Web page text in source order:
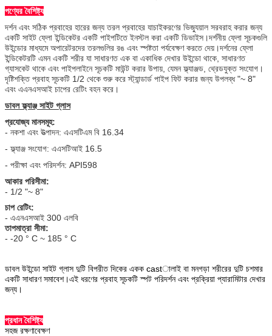
পণ্যের বৈশিষ্ট্য
দর্শন এবং সঠিক প্রবাহের হারের জন্য তরল প্রবাহের যাচাইকরণের ভিজ্যুয়াল সরবরাহ করার জন্য
একটি সাইট ফ্লো ইন্ডিকেটর একটি পাইপটিতে ইনস্টল করা একটি ডিভাইস।দর্শনীয় ফ্লো সূচকগুলি
উইন্ডোর মাধ্যমে অপারেটরদের তরলগুলির রঙ এবং স্পষ্টতা পর্যবেক্ষণ করতে দেয়।দর্শনের ফ্লো
ইন্ডিকেটরটি এমন একটি শরীর যা সাধারণত এক বা একাধিক দেখার উইন্ডো থাকে, সাধারণত
গ্যাসকেট থাকে এবং পাইপলাইনে সূচকটি মাউন্ট করার উপায়, যেমন ফ্ল্যাঞ্জড, থ্রেডযুক্ত সংযোগ।
দৃষ্টিশক্তি প্রবাহ সূচকটি 1/2 থেকে শুরু করে স্ট্যান্ডার্ড পাইপ ফিট করার জন্য উপলব্ধ "~ 8"
এবং এএনএসআই চাপের রেটিং বহন করে।
ডাবল ফ্ল্যাঞ্জ সাইট গ্লাস
প্রযোজ্য মানসমূহ:
- নকশা এবং উত্পাদন: এএসটিএম বি 16.34
- ফ্ল্যাঞ্জ সংযোগ: এএসটিআই 16.5
- পরীক্ষা এবং পরিদর্শন: API598
আকার পরিসীমা:
- 1/2 "~ 8"
চাপ রেটিং:
- এএনএসআই 300 এলবি
তাপমাত্রা সীমা:
- -20 ° C ~ 185 ° C
ডাবল উইন্ডো সাইট গ্লাস দুটি বিপরীত দিকের একক castালাই বা মনগড়া শরীরের দুটি চশমার
একটি সাধারণ সমাবেশ।এই ধরণের প্রবাহ সূচকটি স্পট পরিদর্শন এবং প্রক্রিয়া প্যারামিটার দেখার
জন্য।
প্রধান বৈশিষ্ট্য
সহজ রক্ষণাবেক্ষণ